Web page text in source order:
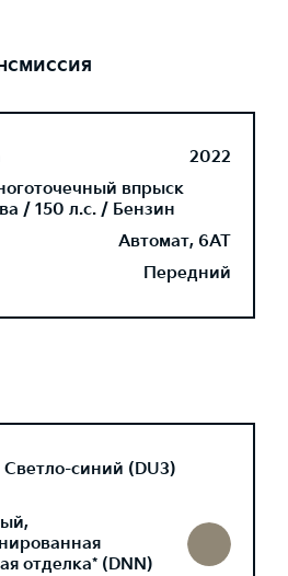
2022
впрыск
/ 150 л.с. / Бензин
Автомат, 6AT
Передний
Светло-синий (DU3)
отделка* (DNN)